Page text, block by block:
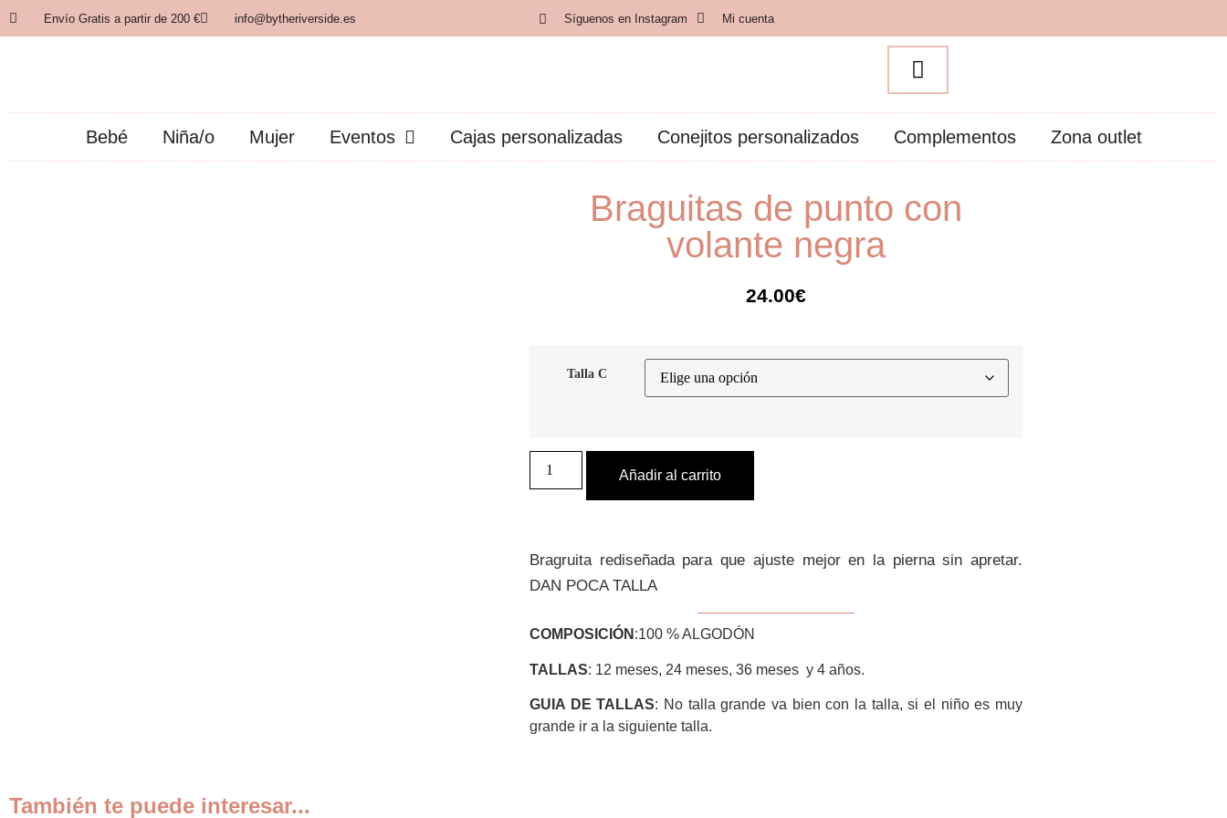
Envío Gratis a partir de 200 € info@bytheriverside.es Síguenos en Instagram Mi cuenta
Bebé Niña/o Mujer Eventos Cajas personalizadas Conejitos personalizados Complementos Zona outlet
Braguitas de punto con
volante negra
24.00€
Talla C
Añadir al carrito
Bragruita rediseñada para que ajuste mejor en la pierna sin apretar.
DAN POCA TALLA
COMPOSICIÓN :100 % ALGODÓN
TALLAS: 12 meses, 24 meses, 36 meses y 4 años.
GUIA DE TALLAS: No talla grande va bien con la talla, si el niño es muy
grande ir a la siguiente talla.
También te puede interesar...